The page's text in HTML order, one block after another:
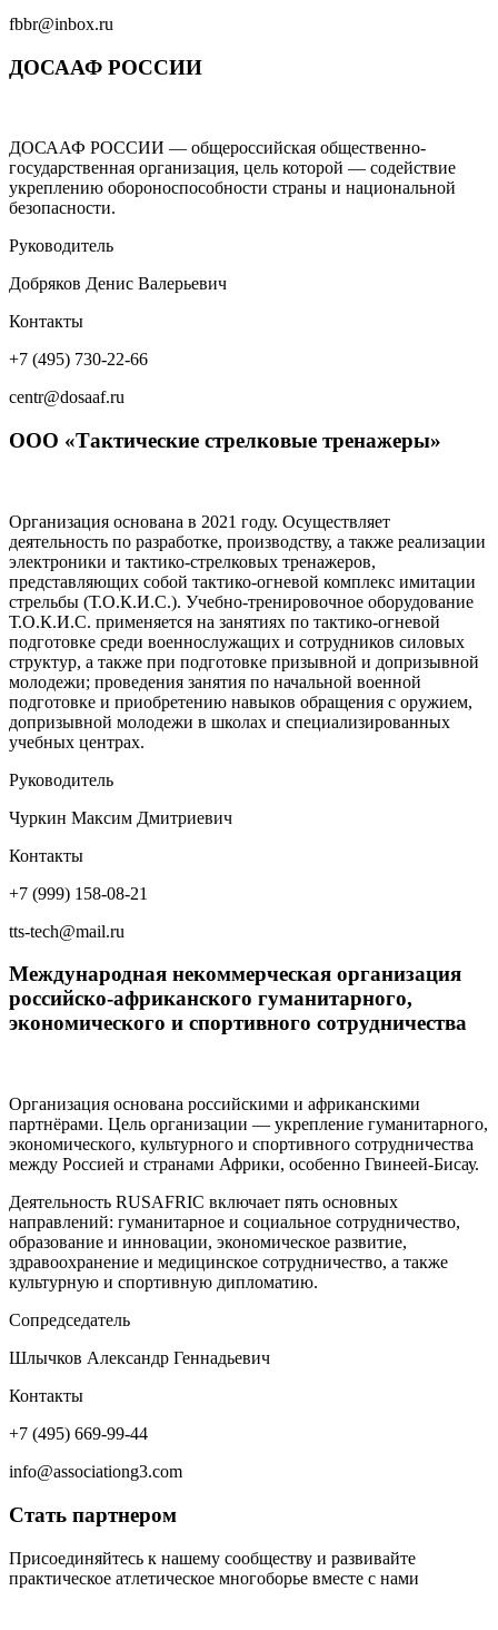
fbbr@inbox.ru
ДОСААФ РОССИИ​
ДОСААФ РОССИИ — общероссийская общественно-
государственная организация, цель которой — содействие
укреплению обороноспособности страны и национальной
безопасности.
Руководитель
Добряков Денис Валерьевич
Контакты
+7 (495) 730-22-66
centr@dosaaf.ru
ООО «Тактические стрелковые тренажеры»
Организация основана в 2021 году. Осуществляет
деятельность по разработке, производству, а также реализации
электроники и тактико-стрелковых тренажеров,
представляющих собой тактико-огневой комплекс имитации
стрельбы (Т.О.К.И.С.). Учебно-тренировочное оборудование
Т.О.К.И.С. применяется на занятиях по тактико-огневой
подготовке среди военнослужащих и сотрудников силовых
структур, а также при подготовке призывной и допризывной
молодежи; проведения занятия по начальной военной
подготовке и приобретению навыков обращения с оружием,
допризывной молодежи в школах и специализированных
учебных центрах.
Руководитель
Чуркин Максим Дмитриевич
Контакты
+7 (999) 158-08-21
tts-tech@mail.ru
Международная некоммерческая организация
российско-африканского гуманитарного,
экономического и спортивного сотрудничества
Организация основана российскими и африканскими
партнёрами. Цель организации — укрепление гуманитарного,
экономического, культурного и спортивного сотрудничества
между Россией и странами Африки, особенно Гвинеей-Бисау.
Деятельность RUSAFRIC включает пять основных
направлений: гуманитарное и социальное сотрудничество,
образование и инновации, экономическое развитие,
здравоохранение и медицинское сотрудничество, а также
культурную и спортивную дипломатию.
Сопредседатель
Шлычков Александр Геннадьевич
Контакты
+7 (495) 669-99-44
info@associationg3.com
Стать партнером
Присоединяйтесь к нашему сообществу и развивайте
практическое атлетическое многоборье вместе с нами